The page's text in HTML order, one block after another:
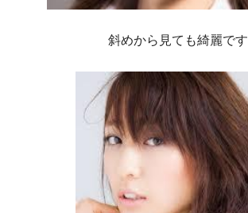
斜めから見ても綺麗です